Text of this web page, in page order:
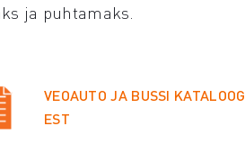
ja puhtamaks.
VEOAUTO JA BUSSI KATALOOG
EST